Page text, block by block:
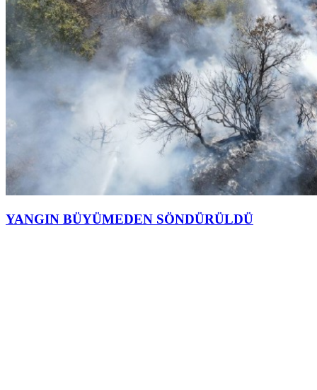
YANGIN BÜYÜMEDEN SÖNDÜRÜLDÜ